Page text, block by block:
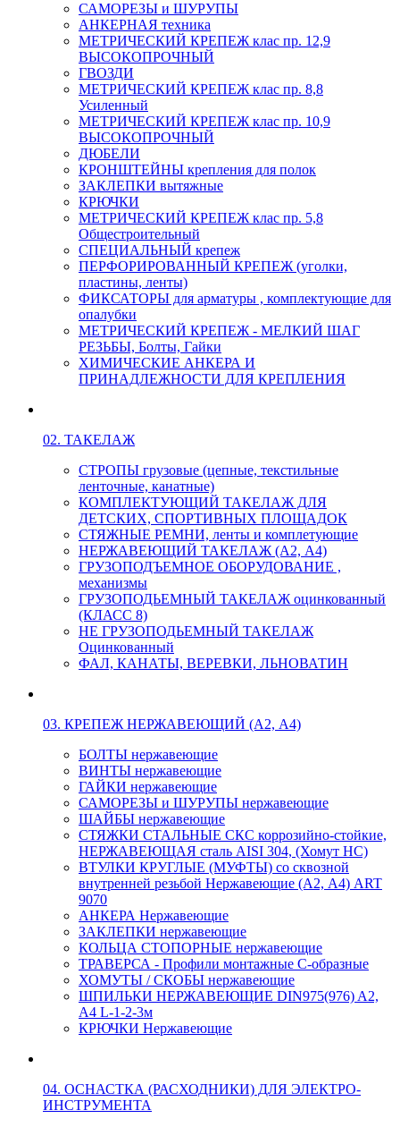
САМОРЕЗЫ и ШУРУПЫ
АНКЕРНАЯ техника
МЕТРИЧЕСКИЙ КРЕПЕЖ клас пр. 12,9
ВЫСОКОПРОЧНЫЙ
ГВОЗДИ
МЕТРИЧЕСКИЙ КРЕПЕЖ клас пр. 8,8
Усиленный
МЕТРИЧЕСКИЙ КРЕПЕЖ клас пр. 10,9
ВЫСОКОПРОЧНЫЙ
ДЮБЕЛИ
КРОНШТЕЙНЫ крепления для полок
ЗАКЛЕПКИ вытяжные
КРЮЧКИ
МЕТРИЧЕСКИЙ КРЕПЕЖ клас пр. 5,8
Общестроительный
СПЕЦИАЛЬНЫЙ крепеж
ПЕРФОРИРОВАННЫЙ КРЕПЕЖ (уголки,
пластины, ленты)
ФИКСАТОРЫ для арматуры , комплектующие для
опалубки
МЕТРИЧЕСКИЙ КРЕПЕЖ - МЕЛКИЙ ШАГ
РЕЗЬБЫ, Болты, Гайки
ХИМИЧЕСКИЕ АНКЕРА И
ПРИНАДЛЕЖНОСТИ ДЛЯ КРЕПЛЕНИЯ
02. ТАКЕЛАЖ
СТРОПЫ грузовые (цепные, текстильные
ленточные, канатные)
КОМПЛЕКТУЮЩИЙ ТАКЕЛАЖ ДЛЯ
ДЕТСКИХ, СПОРТИВНЫХ ПЛОЩАДОК
СТЯЖНЫЕ РЕМНИ, ленты и комплетующие
НЕРЖАВЕЮЩИЙ ТАКЕЛАЖ (А2, А4)
ГРУЗОПОДЪЕМНОЕ ОБОРУДОВАНИЕ ,
механизмы
ГРУЗОПОДЬЕМНЫЙ ТАКЕЛАЖ оцинкованный
(КЛАСС 8)
НЕ ГРУЗОПОДЬЕМНЫЙ ТАКЕЛАЖ
Оцинкованный
ФАЛ, КАНАТЫ, ВЕРЕВКИ, ЛЬНОВАТИН
03. КРЕПЕЖ НЕРЖАВЕЮЩИЙ (А2, А4)
БОЛТЫ нержавеющие
ВИНТЫ нержавеющие
ГАЙКИ нержавеющие
САМОРЕЗЫ и ШУРУПЫ нержавеющие
ШАЙБЫ нержавеющие
СТЯЖКИ СТАЛЬНЫЕ СКС коррозийно-стойкие,
НЕРЖАВЕЮЩАЯ сталь AISI 304, (Хомут НС)
ВТУЛКИ КРУГЛЫЕ (МУФТЫ) со сквозной
внутренней резьбой Нержавеющие (А2, А4) ART
9070
АНКЕРА Нержавеющие
ЗАКЛЕПКИ нержавеющие
КОЛЬЦА СТОПОРНЫЕ нержавеющие
ТРАВЕРСА - Профили монтажные С-образные
ХОМУТЫ / СКОБЫ нержавеющие
ШПИЛЬКИ НЕРЖАВЕЮЩИЕ DIN975(976) A2,
А4 L-1-2-3м
КРЮЧКИ Нержавеющие
04. ОСНАСТКА (РАСХОДНИКИ) ДЛЯ ЭЛЕКТРО-
ИНСТРУМЕНТА